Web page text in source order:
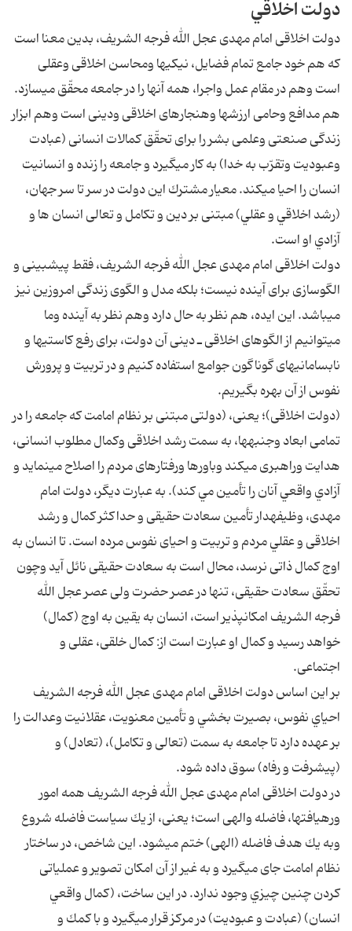
دولت اخلاقي
دولت اخلاقى امام مهدى عجل الله فرجه الشريف، بدين معنا است
كه هم خود جامع تمام فضايل، نيكى‏ها ومحاسن اخلاقى وعقلى
است وهم در مقام عمل واجرا، همه آنها را در جامعه محقّق مى‏سازد.
هم مدافع وحامى ارزش‏ها وهنجارهاى اخلاقى ودينى است وهم ابزار
زندگى صنعتى وعلمى بشر را براى تحقّق كمالات انسانى (عبادت
وعبوديت وتقرّب به خدا) به كار مى‏گيرد و جامعه را زنده و انسانيت
انسان را احيا مى‏كند. معيار مشترك اين دولت در سر تا سر جهان،
(رشد اخلاقي و عقلي) مبتنى بر دين و تكامل و تعالى انسان ها و
آزادي او است.
دولت اخلاقى امام مهدى عجل الله فرجه الشريف، فقط پيش‏بينى و
الگوسازى براى آينده نيست؛ بلكه مدل و الگوى زندگى امروزين نيز
مى‏باشد. اين ايده، هم نظر به حال دارد وهم نظر به آينده وما
مى‏توانيم از الگوهاى اخلاقى ـ دينى آن دولت، براى رفع كاستى‏ها و
نابسامانى‏هاى گوناگون جوامع استفاده كنيم و در تربيت و پرورش
نفوس از آن بهره بگيريم.
(دولت اخلاقى)؛ يعنى، (دولتى مبتنى بر نظام امامت كه جامعه را در
تمامى ابعاد وجنبه‏ها، به سمت رشد اخلاقى وكمال مطلوب انسانى،
هدايت وراهبرى مى‏كند وباورها ورفتارهاى مردم را اصلاح مى‏نمايد و
آزادي واقعي آنان را تأمين مي كند). به عبارت ديگر، دولت امام
مهدى، وظيفه‏دار تأمين سعادت حقيقى و حداكثر كمال و رشد
اخلاقى و عقلي مردم و تربيت و احياى نفوس مرده است. تا انسان به
اوج كمال ذاتى نرسد، محال است به سعادت حقيقى نائل آيد وچون
تحقّق سعادت حقيقى، تنها در عصر حضرت ولى عصر عجل الله
فرجه الشريف امكان‏پذير است، انسان به يقين به اوج (كمال)
خواهد رسيد و كمال او عبارت است از: كمال خلقى، عقلى و
اجتماعى.
بر اين اساس دولت اخلاقى امام مهدى عجل الله فرجه الشريف
احياي نفوس، بصيرت بخشي و تأمين معنويت، عقلانيت وعدالت را
بر عهده دارد تا جامعه به سمت (تعالى و تكامل)، (تعادل) و
(پيشرفت و رفاه) سوق داده شود.
در دولت اخلاقى امام مهدى عجل الله فرجه الشريف همه امور
ورهيافت‏ها، فاضله والهى است؛ يعنى، از يك سياست فاضله شروع
وبه يك هدف فاضله (الهى) ختم مى‏شود. اين شاخص، در ساختار
نظام امامت جاى مى‏گيرد و به غير از آن امكان تصوير و عملياتى
كردن چنين چيزي وجود ندارد. در اين ساخت، (كمال واقعي
انسان) (عبادت و عبوديت) در مركز قرار مى‏گيرد و با كمك و